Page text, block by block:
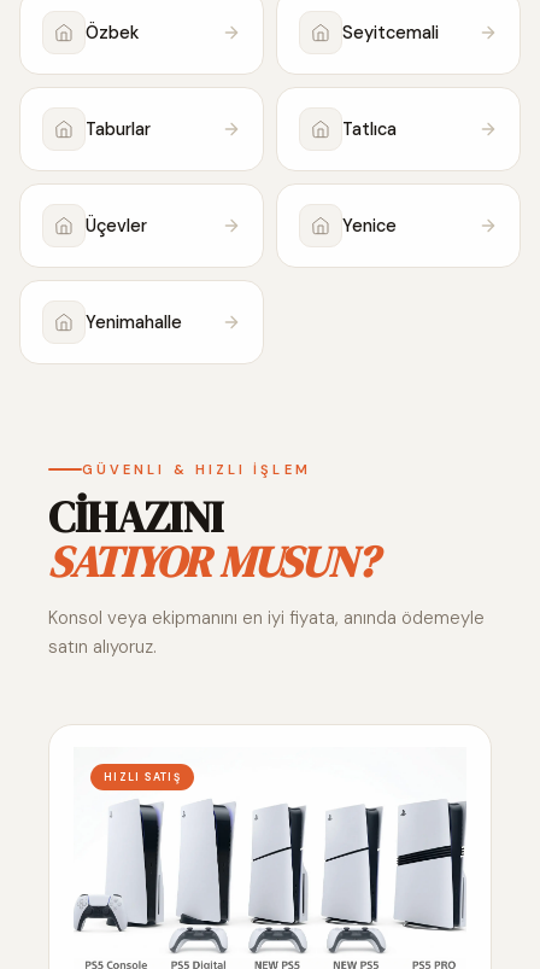
Özbek Seyitcemali
Taburlar Tatlıca
Üçevler Yenice
Yenimahalle
GÜVENLI & HIZLI İŞLEM
CİHAZINI
SATIYOR MUSUN?
Konsol veya ekipmanını en iyi fiyata, anında ödemeyle
satın alıyoruz.
HIZLI SATIŞ